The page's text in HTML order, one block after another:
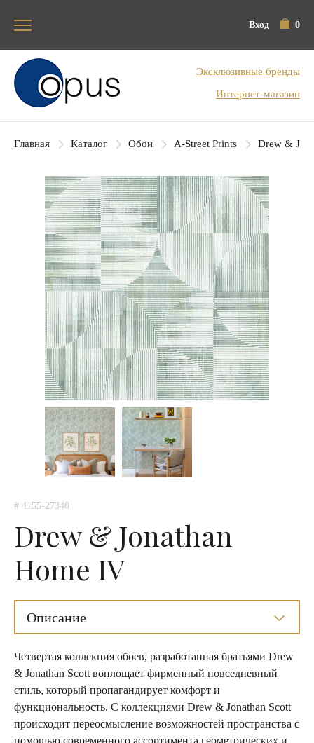
Вход 0
Блок поиска
Эксклюзивные бренды
Интернет-магазин
Главная Каталог Обои A-Street Prints Drew &
# 4155-27340
Drew & Jonathan
Home IV
Описание
Четвертая коллекция обоев, разработанная братьями Drew
& Jonathan Scott воплощает фирменный повседневный
стиль, который пропагандирует комфорт и
функциональность. С коллекциями Drew & Jonathan Scott
происходит переосмысление возможностей пространства с
помощью современного ассортимента геометрических и